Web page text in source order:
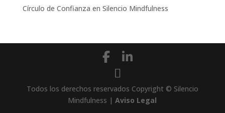
Círculo de Confianza en Silencio Mindfulness
Todos los derechos reservados Copyright © Silencio
Mindfulness |Aviso Legal